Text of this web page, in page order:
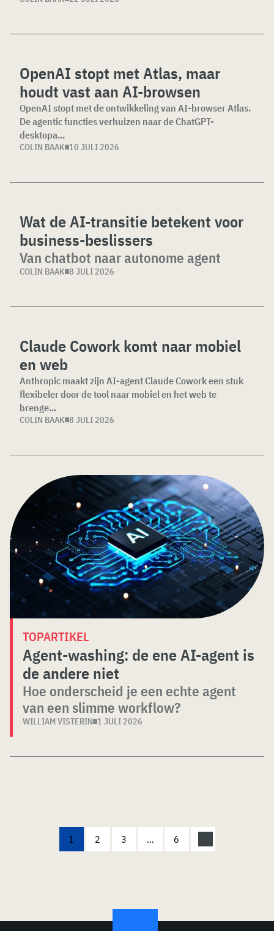
OpenAI stopt met Atlas, maar
houdt vast aan AI-browsen
OpenAI stopt met de ontwikkeling van AI-browser Atlas.
De agentic functies verhuizen naar de ChatGPT-
desktopa...
COLIN BAAK 10 JULI 2026
Wat de AI-transitie betekent voor
business-beslissers
Van chatbot naar autonome agent
COLIN BAAK 8 JULI 2026
Claude Cowork komt naar mobiel
en web
Anthropic maakt zijn AI-agent Claude Cowork een stuk
flexibeler door de tool naar mobiel en het web te
brenge...
COLIN BAAK 8 JULI 2026
TOPARTIKEL
Agent-washing: de ene AI-agent is
de andere niet
Hoe onderscheid je een echte agent
van een slimme workflow?
WILLIAM VISTERIN 1 JULI 2026
1 2 3 … 6